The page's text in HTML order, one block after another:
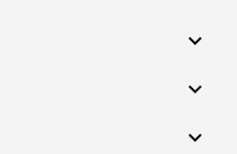
expand_more
expand_more
expand_more